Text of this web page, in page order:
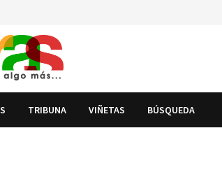
TRIBUNA VIÑETAS BÚSQUEDA